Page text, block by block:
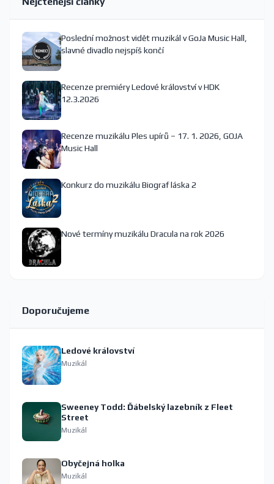
Poslední možnost vidět muzikál v GoJa Music Hall,
slavné divadlo nejspíš končí
Recenze premiéry Ledové království v HDK
12.3.2026
Recenze muzikálu Ples upírů – 17. 1. 2026, GOJA
Music Hall
Konkurz do muzikálu Biograf láska 2
Nové termíny muzikálu Dracula na rok 2026
Doporučujeme
Ledové království
Muzikál
Sweeney Todd: Ďábelský lazebník z Fleet
Street
Muzikál
Obyčejná holka
Muzikál